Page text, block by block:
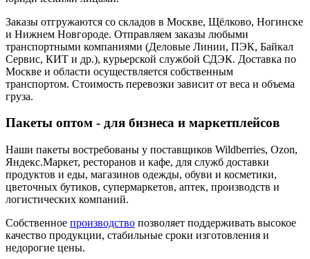
Заказы отгружаются со складов в Москве, Щёлково, Ногинске
и Нижнем Новгороде. Отправляем заказы любыми
транспортными компаниями (Деловые Линии, ПЭК, Байкал
Сервис, КИТ и др.), курьерской службой СДЭК. Доставка по
Москве и области осуществляется собственным
транспортом. Стоимость перевозки зависит от веса и объема
груза.
Пакеты оптом - для бизнеса и маркетплейсов
Наши пакеты востребованы у поставщиков Wildberries, Ozon,
Яндекс.Маркет, ресторанов и кафе, для служб доставки
продуктов и еды, магазинов одежды, обуви и косметики,
цветочных бутиков, супермаркетов, аптек, производств и
логистических компаний.
Собственное производство позволяет поддерживать высокое
качество продукции, стабильные сроки изготовления и
недорогие цены.